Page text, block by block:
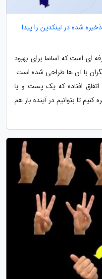
شده در لینکدین را پیدا
ای است که اساسا برای بهبود
با آن ها طراحی شده است.
اتفاق افتاده که یک پست و یا
تا بتوانیم در آینده باز هم